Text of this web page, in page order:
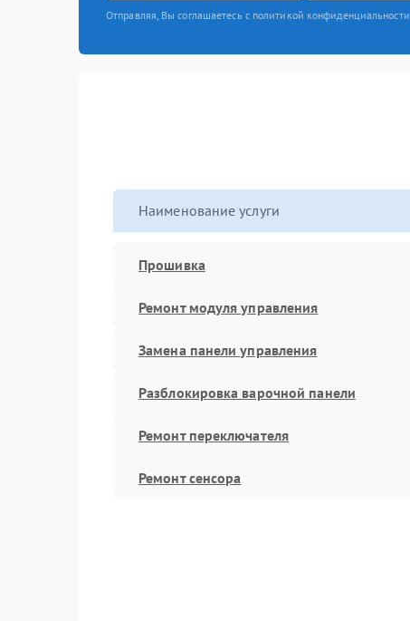
Отправляя, Вы соглашаетесь с политикой конфиденциальности
Наименование услуги
Прошивка
Ремонт модуля управления
Замена панели управления
Разблокировка варочной панели
Ремонт переключателя
Ремонт сенсора